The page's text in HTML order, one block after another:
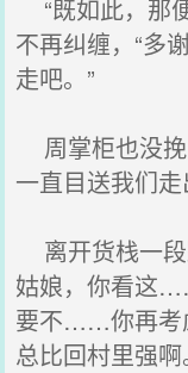
“既如此，那
不再纠缠，“多
走吧。”
周掌柜也没挽
一直目送我们走
离开货栈一段
姑娘，你看这
要不……你再考
总比回村里强啊